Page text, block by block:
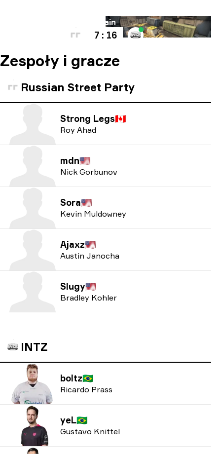
Train
7 : 16
Zespoły i gracze
Russian Street Party
Strong Legs🇨🇦
Roy Ahad
mdn🇺🇸
Nick Gorbunov
Sora🇺🇸
Kevin Muldowney
Ajaxz🇺🇸
Austin Janocha
Slugy🇺🇸
Bradley Kohler
INTZ
boltz🇧🇷
Ricardo Prass
yeL🇧🇷
Gustavo Knittel